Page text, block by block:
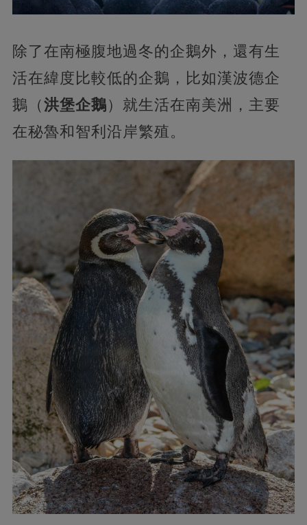
除了在南極腹地過冬的企鵝外，還有生
活在緯度比較低的企鵝，比如漢波德企
鵝（洪堡企鵝）就生活在南美洲，主要
在秘魯和智利沿岸繁殖。